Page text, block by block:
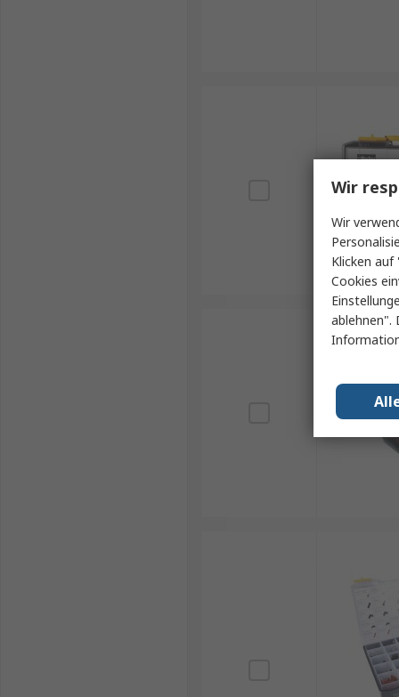
Wir
Wir
Klicken
Cookies
ablehnen".